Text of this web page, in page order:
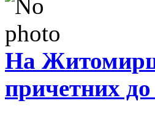
На
причетних